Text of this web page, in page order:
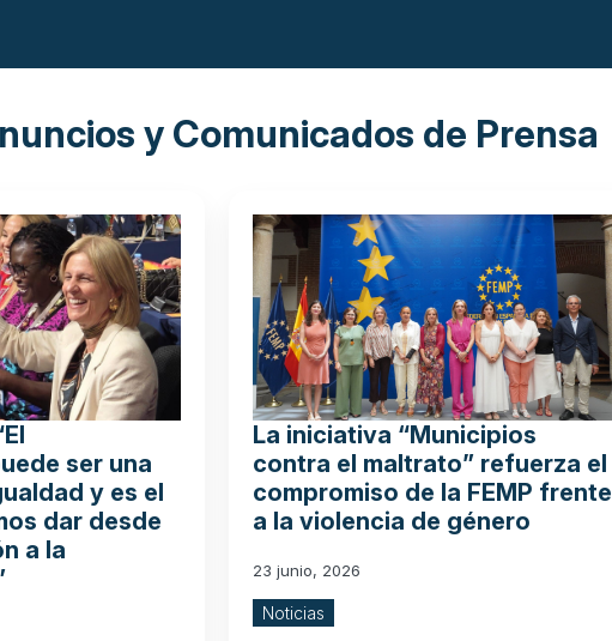
y Comunicados de Prensa
ser una
y es el
dar desde
a la
La iniciativa “Municipios
contra el maltrato” refuerza el
compromiso de la FEMP frente
a la violencia de género
23 junio, 2026
Noticias